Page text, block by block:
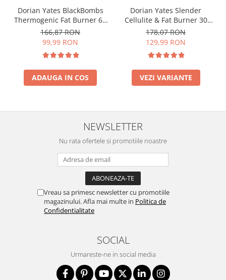
Dorian Yates BlackBombs
Thermogenic Fat Burner 60
tabs
166,87 RON
99,99 RON
ADAUGA IN COS
Dorian Yates Slender
Cellulite & Fat Burner 30
serv
178,07 RON
129,99 RON
VEZI VARIANTE
NEWSLETTER
Nu rata ofertele si promotiile noastre
Vreau sa primesc newsletter cu promotiile
magazinului. Afla mai multe in Politica de
Confidentialitate
SOCIAL
Urmareste-ne in social media